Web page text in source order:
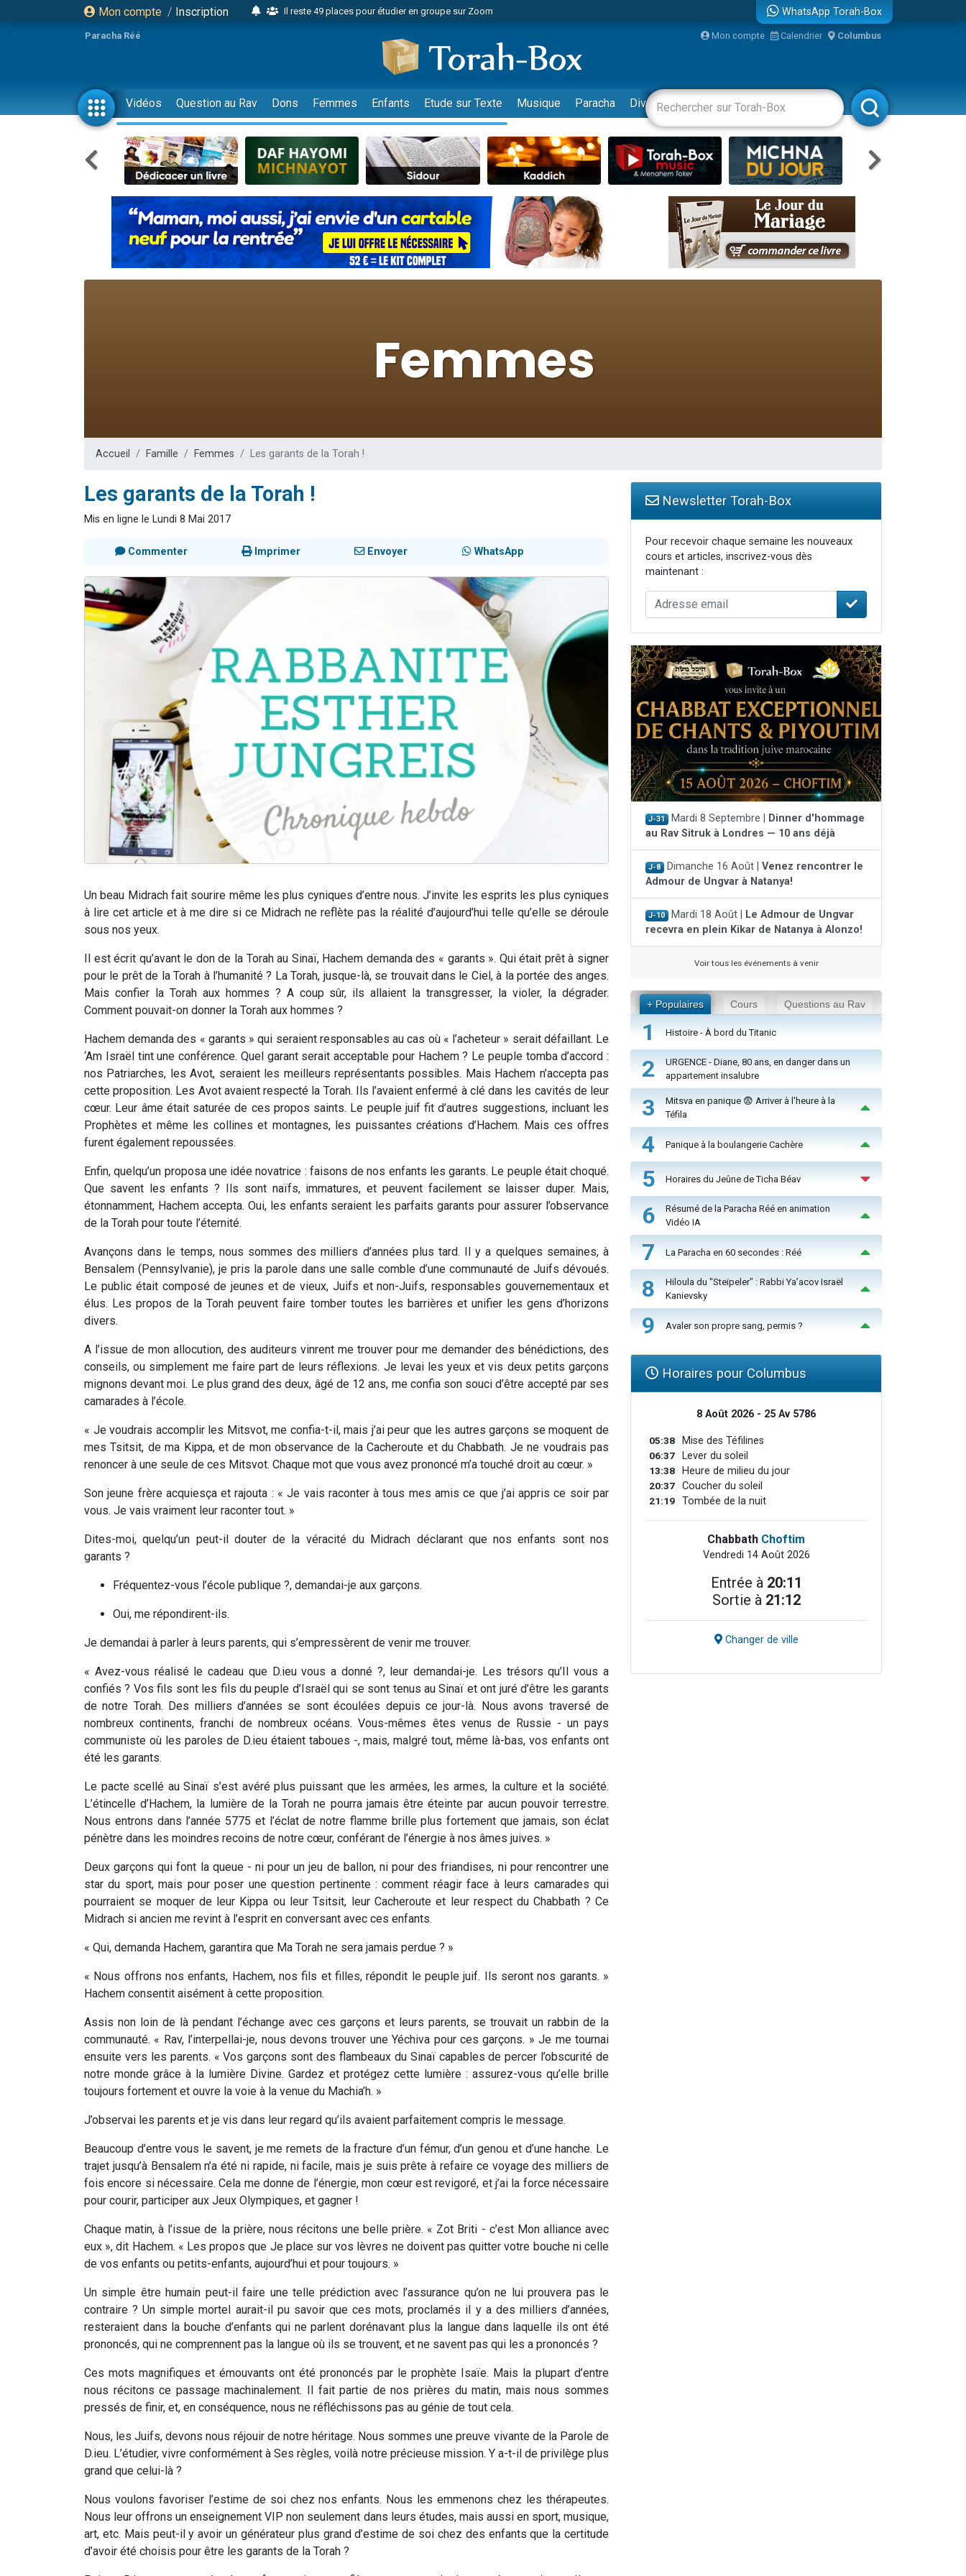
Mon compte / Inscription
Il reste 49 places pour étudier en groupe sur Zoom
2 personnes viennent de nous rejoindre sur WhatsApp
6 personnes viennent de nous rejoindre sur WhatsApp
4 personnes viennent de faire un don pour Reloger Rivka, 6 enfants, victime de violences...
2 personnes viennent de faire un don pour 1 Journée de Vacances Pour les Enfants
17 personnes viennent de demander une bénédiction
4 personnes viennent de nous rejoindre sur WhatsApp
Il reste 49 places pour étudier en groupe sur Zoom
Eva vient de donner son Maasser
4 personnes viennent de nous rejoindre sur WhatsApp
3 personnes viennent de nous rejoindre sur WhatsApp
Odaya vient de donner son Maasser
30 personnes viennent de faire un don pour Sauvez la jambe de Yohan
Il reste 49 places pour étudier en groupe sur Zoom
WhatsApp Torah-Box
Paracha Réé Mon compte Calendrier Columbus
Vidéos Question au Rav Dons Femmes Enfants Etude sur Texte Musique Paracha Divertissements Livres Rabbanim
Accueil Famille Femmes Les garants de la Torah !
Les garants de la Torah !
Mis en ligne le Lundi 8 Mai 2017
Commenter Imprimer Envoyer WhatsApp
Un beau Midrach fait sourire même les plus cyniques d’entre nous. J’invite les esprits les plus cyniques
à lire cet article et à me dire si ce Midrach ne reflète pas la réalité d’aujourd’hui telle qu’elle se déroule
sous nos yeux.
Il est écrit qu’avant le don de la Torah au Sinaï, Hachem demanda des « garants ». Qui était prêt à signer
pour le prêt de la Torah à l’humanité ? La Torah, jusque-là, se trouvait dans le Ciel, à la portée des anges.
Mais confier la Torah aux hommes ? A coup sûr, ils allaient la transgresser, la violer, la dégrader.
Comment pouvait-on donner la Torah aux hommes ?
Hachem demanda des « garants » qui seraient responsables au cas où « l’acheteur » serait défaillant. Le
‘Am Israël tint une conférence. Quel garant serait acceptable pour Hachem ? Le peuple tomba d’accord :
nos Patriarches, les Avot, seraient les meilleurs représentants possibles. Mais Hachem n’accepta pas
cette proposition. Les Avot avaient respecté la Torah. Ils l’avaient enfermé à clé dans les cavités de leur
cœur. Leur âme était saturée de ces propos saints. Le peuple juif fit d’autres suggestions, incluant les
Prophètes et même les collines et montagnes, les puissantes créations d’Hachem. Mais ces offres
furent également repoussées.
Enfin, quelqu’un proposa une idée novatrice : faisons de nos enfants les garants. Le peuple était choqué.
Que savent les enfants ? Ils sont naïfs, immatures, et peuvent facilement se laisser duper. Mais,
étonnamment, Hachem accepta. Oui, les enfants seraient les parfaits garants pour assurer l’observance
de la Torah pour toute l’éternité.
Avançons dans le temps, nous sommes des milliers d’années plus tard. Il y a quelques semaines, à
Bensalem (Pennsylvanie), je pris la parole dans une salle comble d’une communauté de Juifs dévoués.
Le public était composé de jeunes et de vieux, Juifs et non-Juifs, responsables gouvernementaux et
élus. Les propos de la Torah peuvent faire tomber toutes les barrières et unifier les gens d’horizons
divers.
A l’issue de mon allocution, des auditeurs vinrent me trouver pour me demander des bénédictions, des
conseils, ou simplement me faire part de leurs réflexions. Je levai les yeux et vis deux petits garçons
mignons devant moi. Le plus grand des deux, âgé de 12 ans, me confia son souci d’être accepté par ses
camarades à l’école.
« Je voudrais accomplir les Mitsvot, me confia-t-il, mais j’ai peur que les autres garçons se moquent de
mes Tsitsit, de ma Kippa, et de mon observance de la Cacheroute et du Chabbath. Je ne voudrais pas
renoncer à une seule de ces Mitsvot. Chaque mot que vous avez prononcé m’a touché droit au cœur. »
Son jeune frère acquiesça et rajouta : « Je vais raconter à tous mes amis ce que j’ai appris ce soir par
vous. Je vais vraiment leur raconter tout. »
Dites-moi, quelqu’un peut-il douter de la véracité du Midrach déclarant que nos enfants sont nos
garants ?
Fréquentez-vous l’école publique ?, demandai-je aux garçons.
Oui, me répondirent-ils.
Je demandai à parler à leurs parents, qui s’empressèrent de venir me trouver.
« Avez-vous réalisé le cadeau que D.ieu vous a donné ?, leur demandai-je. Les trésors qu’Il vous a
confiés ? Vos fils sont les fils du peuple d’Israël qui se sont tenus au Sinaï et ont juré d’être les garants
de notre Torah. Des milliers d’années se sont écoulées depuis ce jour-là. Nous avons traversé de
nombreux continents, franchi de nombreux océans. Vous-mêmes êtes venus de Russie - un pays
communiste où les paroles de D.ieu étaient taboues -, mais, malgré tout, même là-bas, vos enfants ont
été les garants.
Le pacte scellé au Sinaï s’est avéré plus puissant que les armées, les armes, la culture et la société.
L’étincelle d’Hachem, la lumière de la Torah ne pourra jamais être éteinte par aucun pouvoir terrestre.
Nous entrons dans l’année 5775 et l’éclat de notre flamme brille plus fortement que jamais, son éclat
pénètre dans les moindres recoins de notre cœur, conférant de l’énergie à nos âmes juives. »
Deux garçons qui font la queue - ni pour un jeu de ballon, ni pour des friandises, ni pour rencontrer une
star du sport, mais pour poser une question pertinente : comment réagir face à leurs camarades qui
pourraient se moquer de leur Kippa ou leur Tsitsit, leur Cacheroute et leur respect du Chabbath ? Ce
Midrach si ancien me revint à l’esprit en conversant avec ces enfants.
« Qui, demanda Hachem, garantira que Ma Torah ne sera jamais perdue ? »
« Nous offrons nos enfants, Hachem, nos fils et filles, répondit le peuple juif. Ils seront nos garants. »
Hachem consentit aisément à cette proposition.
Assis non loin de là pendant l’échange avec ces garçons et leurs parents, se trouvait un rabbin de la
communauté. « Rav, l’interpellai-je, nous devons trouver une Yéchiva pour ces garçons. » Je me tournai
ensuite vers les parents. « Vos garçons sont des flambeaux du Sinaï capables de percer l’obscurité de
notre monde grâce à la lumière Divine. Gardez et protégez cette lumière : assurez-vous qu’elle brille
toujours fortement et ouvre la voie à la venue du Machia’h. »
J’observai les parents et je vis dans leur regard qu’ils avaient parfaitement compris le message.
Beaucoup d’entre vous le savent, je me remets de la fracture d’un fémur, d’un genou et d’une hanche. Le
trajet jusqu’à Bensalem n’a été ni rapide, ni facile, mais je suis prête à refaire ce voyage des milliers de
fois encore si nécessaire. Cela me donne de l’énergie, mon cœur est revigoré, et j’ai la force nécessaire
pour courir, participer aux Jeux Olympiques, et gagner !
Chaque matin, à l’issue de la prière, nous récitons une belle prière. « Zot Briti - c’est Mon alliance avec
eux », dit Hachem. « Les propos que Je place sur vos lèvres ne doivent pas quitter votre bouche ni celle
de vos enfants ou petits-enfants, aujourd’hui et pour toujours. »
Un simple être humain peut-il faire une telle prédiction avec l’assurance qu’on ne lui prouvera pas le
contraire ? Un simple mortel aurait-il pu savoir que ces mots, proclamés il y a des milliers d’années,
resteraient dans la bouche d’enfants qui ne parlent dorénavant plus la langue dans laquelle ils ont été
prononcés, qui ne comprennent pas la langue où ils se trouvent, et ne savent pas qui les a prononcés ?
Ces mots magnifiques et émouvants ont été prononcés par le prophète Isaïe. Mais la plupart d’entre
nous récitons ce passage machinalement. Il fait partie de nos prières du matin, mais nous sommes
pressés de finir, et, en conséquence, nous ne réfléchissons pas au génie de tout cela.
Nous, les Juifs, devons nous réjouir de notre héritage. Nous sommes une preuve vivante de la Parole de
D.ieu. L’étudier, vivre conformément à Ses règles, voilà notre précieuse mission. Y a-t-il de privilège plus
grand que celui-là ?
Nous voulons favoriser l’estime de soi chez nos enfants. Nous les emmenons chez les thérapeutes.
Nous leur offrons un enseignement VIP non seulement dans leurs études, mais aussi en sport, musique,
art, etc. Mais peut-il y avoir un générateur plus grand d’estime de soi chez des enfants que la certitude
d’avoir été choisis pour être les garants de la Torah ?
Newsletter Torah-Box
Pour recevoir chaque semaine les nouveaux
cours et articles, inscrivez-vous dès
maintenant :
J-31 Mardi 8 Septembre |
Dinner d'hommage
au Rav Sitruk à Londres — 10 ans déjà
J-8 Dimanche 16 Août | Venez rencontrer le
Admour de Ungvar à Natanya!
J-10 Mardi 18 Août |
Le Admour de Ungvar
recevra en plein Kikar de Natanya à Alonzo!
Voir tous les événements à venir
+ Populaires Cours Questions au Rav
1 Histoire - À bord du Titanic
2
URGENCE - Diane, 80 ans, en danger dans un
appartement insalubre
3
Mitsva en panique 😨 Arriver à l'heure à la
Téfila
4 Panique à la boulangerie Cachère
5 Horaires du Jeûne de Ticha Béav
6
Résumé de la Paracha Réé en animation
Vidéo IA
7 La Paracha en 60 secondes : Réé
8
Hiloula du "Steïpeler" : Rabbi Ya’acov Israël
Kanievsky
9 Avaler son propre sang, permis ?
Horaires pour Columbus
8 Août 2026 - 25 Av 5786
05:38 Mise des Téfilines
06:37 Lever du soleil
13:38 Heure de milieu du jour
20:37 Coucher du soleil
21:19 Tombée de la nuit
Chabbath Choftim
Vendredi 14 Août 2026
Entrée à 20:11
Sortie à 21:12
Changer de ville